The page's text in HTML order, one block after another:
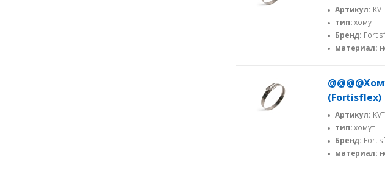
Артикул:
тип:хомут
Бренд:
материал:
(Fortisflex)
Артикул:
тип:хомут
Бренд:
материал: